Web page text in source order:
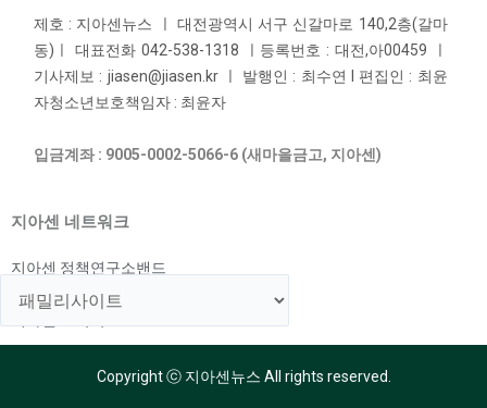
제호 : 지아센뉴스 ㅣ 대전광역시 서구 신갈마로 140,2층(갈마
동)ㅣ 대표전화 042-538-1318 ㅣ등록번호 : 대전,아00459 ㅣ
기사제보 : jiasen@jiasen.kr ㅣ 발행인 : 최수연 l 편집인 : 최윤
자청소년보호책임자 : 최윤자
입금계좌 : 9005-0002-5066-6 (새마을금고, 지아센)
지아센 네트워크
지아센 정책연구소밴드
지아센 해외아동지원국
Copyright ⓒ 지아센뉴스 All rights reserved.